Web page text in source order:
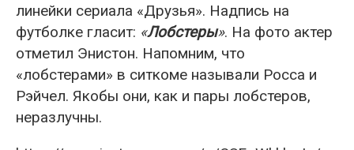
линейки сериала «Друзья». Надпись на
футболке гласит: «Лобстеры». На фото актер
отметил Энистон. Напомним, что
«лобстерами» в ситкоме называли Росса и
Рэйчел. Якобы они, как и пары лобстеров,
неразлучны.